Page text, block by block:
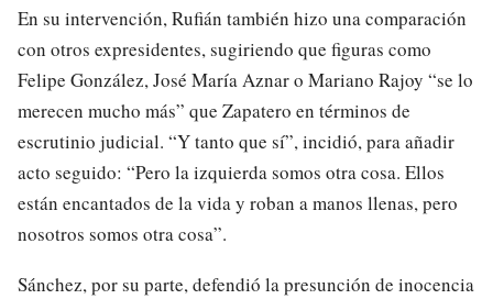
En su intervención, Rufián también hizo una comparación
con otros expresidentes, sugiriendo que figuras como
Felipe González, José María Aznar o Mariano Rajoy “se lo
merecen mucho más” que Zapatero en términos de
escrutinio judicial. “Y tanto que sí”, incidió, para añadir
acto seguido: “Pero la izquierda somos otra cosa. Ellos
están encantados de la vida y roban a manos llenas, pero
nosotros somos otra cosa”.
Sánchez, por su parte, defendió la presunción de inocencia